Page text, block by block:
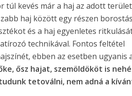
túl kevés már a haj az adott
haj között egy részen
és a haj egyenletes
technikával. Fontos feltétel
ebben az esetben ugyanis
ősz hajat, szemöldököt is
tetoválni, nem adná a